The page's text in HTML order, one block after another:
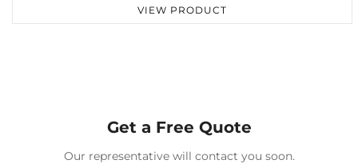
VIEW PRODUCT
Get a Free Quote
Our representative will contact you soon.